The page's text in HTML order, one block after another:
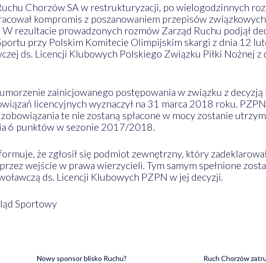
Chorzów SA w restrukturyzacji, po wielogodzinnych
kompromis z poszanowaniem przepisów
rezultacie prowadzonych rozmów Zarząd Ruchu podjął
przy Polskim Komitecie Olimpijskim skargi z dnia 12
ds. Licencji Klubowych Polskiego Związku Piłki Nożnej
zainicjowanego postępowania w związku z
licencyjnych wyznaczył na 31 marca 2018 roku.
te nie zostaną spłacone w mocy zostanie
6 punktów w sezonie 2017/2018.
że zgłosił się podmiot zewnętrzny, który
wejście w prawa wierzycieli. Tym samym spełnione
ds. Licencji Klubowych PZPN w jej decyzji.
Sportowy
Nowy sponsor blisko Ruchu?
Ruch Chorzów